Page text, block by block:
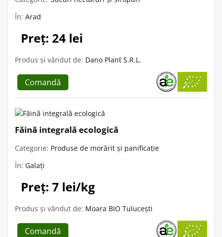
În: Arad
Preț: 24 lei
Produs și vândut de: Dano Plant S.R.L.
Comandă
Făină integrală ecologică
Categorie: Produse de morărit și panificație
În: Galați
Preț: 7 lei/kg
Produs și vândut de: Moara BIO Tulucești
Comandă